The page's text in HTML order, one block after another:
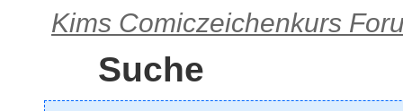
Kims Comiczeichenkurs
Suche